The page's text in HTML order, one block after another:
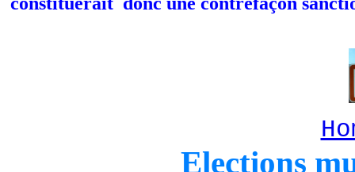
Elections